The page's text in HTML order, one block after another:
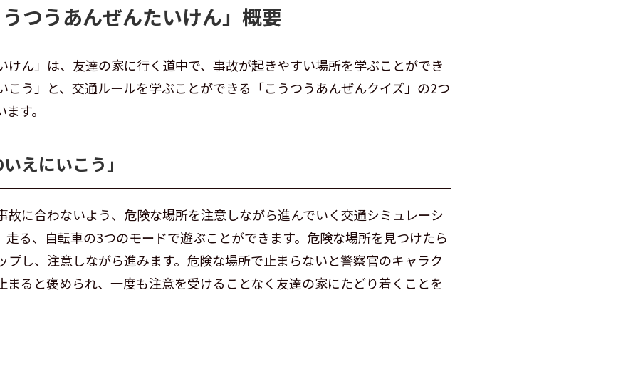
つうあんぜんたいけん」概要
けん」は、友達の家に行く道中で、事故が起きやすい場所を学ぶことができ
こう」と、交通ルールを学ぶことができる「こうつうあんぜんクイズ」の2つ
す。
えにいこう」
故に合わないよう、危険な場所を注意しながら進んでいく交通シミュレーシ
走る、自転車の3つのモードで遊ぶことができます。危険な場所を見つけたら
プし、注意しながら進みます。危険な場所で止まらないと警察官のキャラク
まると褒められ、一度も注意を受けることなく友達の家にたどり着くことを